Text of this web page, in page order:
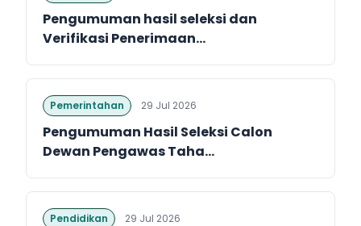
Pengumuman hasil seleksi dan
Verifikasi Penerimaan...
Pemerintahan 29 Jul 2026
Pengumuman Hasil Seleksi Calon
Dewan Pengawas Taha...
Pendidikan 29 Jul 2026